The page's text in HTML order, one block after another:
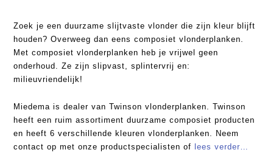
Tuinhout
Plaatmateriaal
Ruwbouw
Isolatie
Gevel
Afbouw
Zoek je een duurzame slijtvaste vlonder die zijn kleur blijft
houden? Overweeg dan eens composiet vlonderplanken.
Met composiet vlonderplanken heb je vrijwel geen
onderhoud. Ze zijn slipvast, splintervrij en:
milieuvriendelijk!
Miedema is dealer van Twinson vlonderplanken. Twinson
heeft een ruim assortiment duurzame composiet producten
en heeft 6 verschillende kleuren vlonderplanken. Neem
contact op met onze productspecialisten of
lees verder…